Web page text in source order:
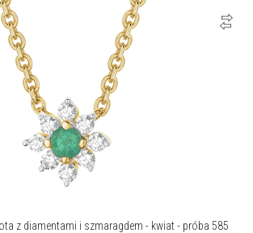
z diamentami i szmaragdem - kwiat - próba 585